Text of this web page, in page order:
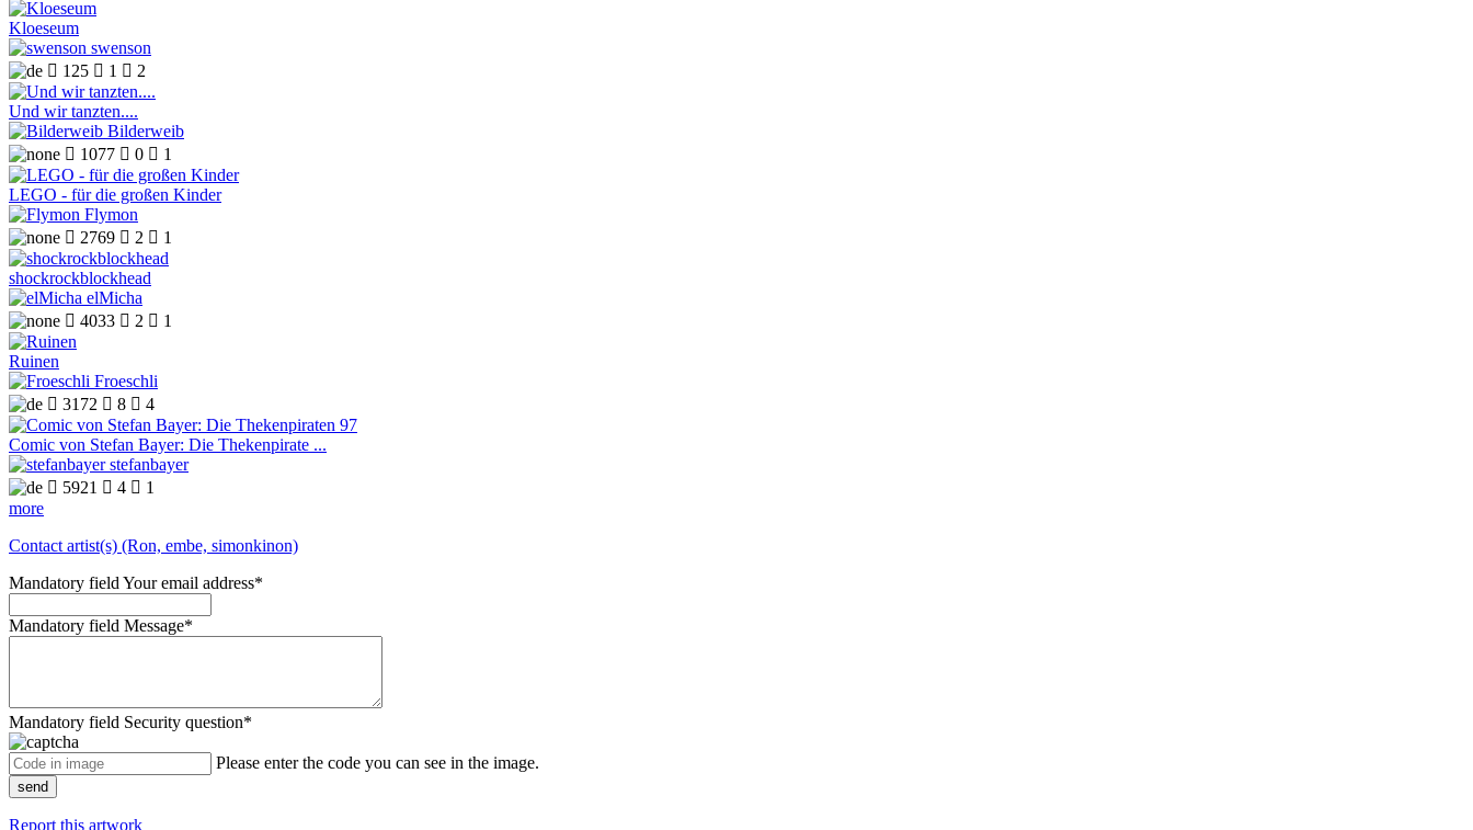
Kloeseum
swenson
 125  1  2
Und wir tanzten....
Bilderweib
 1077  0  1
LEGO - für die großen Kinder
Flymon
 2769  2  1
shockrockblockhead
elMicha
 4033  2  1
Ruinen
Froeschli
 3172  8  4
Comic von Stefan Bayer: Die Thekenpirate ...
stefanbayer
 5921  4  1
more
Contact artist(s) (Ron, embe, simonkinon)
Mandatory field Your email address*
Mandatory field Message*
Mandatory field Security question*
Please enter the code you can see in the image.
send
Report this artwork